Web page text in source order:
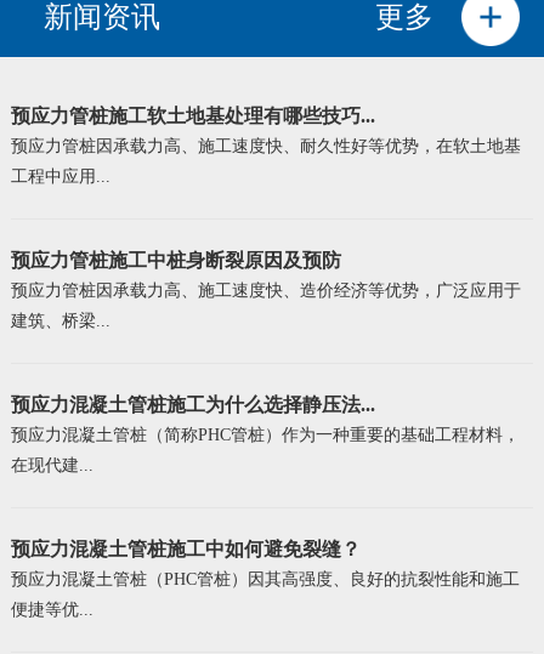
新闻资讯 更多
预应力管桩施工软土地基处理有哪些技巧...
预应力管桩因承载力高、施工速度快、耐久性好等优势，在软土地基
工程中应用...
预应力管桩施工中桩身断裂原因及预防
预应力管桩因承载力高、施工速度快、造价经济等优势，广泛应用于
建筑、桥梁...
预应力混凝土管桩施工为什么选择静压法...
预应力混凝土管桩（简称PHC管桩）作为一种重要的基础工程材料，
在现代建...
预应力混凝土管桩施工中如何避免裂缝？
预应力混凝土管桩（PHC管桩）因其高强度、良好的抗裂性能和施工
便捷等优...